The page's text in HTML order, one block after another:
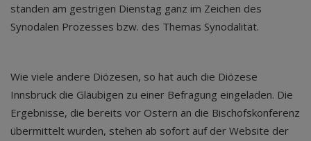
standen am gestrigen Dienstag ganz im Zeichen des
Synodalen Prozesses bzw. des Themas Synodalität.
Wie viele andere Diözesen, so hat auch die Diözese
Innsbruck die Gläubigen zu einer Befragung eingeladen. Die
Ergebnisse, die bereits vor Ostern an die Bischofskonferenz
übermittelt wurden, stehen ab sofort auf der Website der